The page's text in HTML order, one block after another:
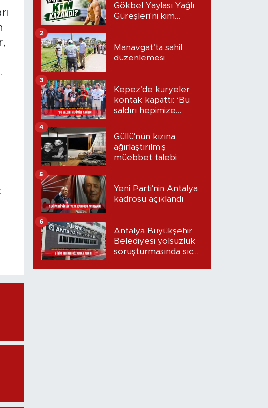
Gökbel Yaylası Yağlı
Güreşleri'ni kim
Manavgat’ta sahil
düzenlemesi
2
Kepez’de kuryeler
kontak kapattı: ‘Bu
saldırı hepimize
3
Güllü'nün kızına
ağırlaştırılmış
müebbet talebi
4
Yeni Parti'nin Antalya
kadrosu açıklandı
5
Antalya Büyükşehir
Belediyesi yolsuzluk
soruşturmasında sıcak
6